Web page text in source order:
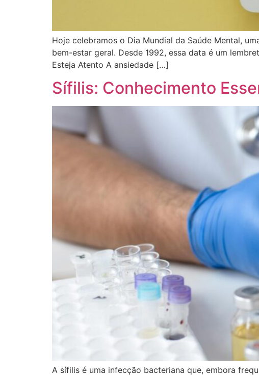
Hoje celebramos o Dia Mundial da Saúde Mental,
bem-estar geral. Desde 1992, essa data é um
Esteja Atento A ansiedade […]
Sífilis: Conhecimento
A sífilis é uma infecção bacteriana que, embora